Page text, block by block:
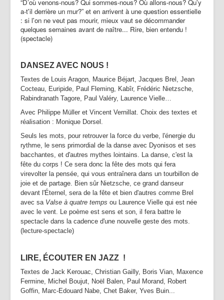
“D’où venons-nous? Qui sommes-nous? Où allons-nous? Qu'y
a-t'il derrière un mur?” et en arrivent à une question essentielle
: si l'on ne veut pas mourir, mieux vaut se décommander
quelques semaines avant de naître... Rire, bien entendu !
(spectacle)
DANSEZ AVEC NOUS !
Textes de Louis Aragon, Maurice Béjart, Jacques Brel, Jean
Cocteau, Euripide, Paul Fleming, Kabîr, Frédéric Nietzsche,
Rabindranath Tagore, Paul Valéry, Laurence Vielle…
Avec Philippe Müller et Vincent Vernillat. Choix des textes et
réalisation : Monique Dorsel.
Seuls les mots, pour retrouver la force du verbe, l'énergie du
rythme, le sens primordial de la danse avec Dyonisos et ses
bacchantes, et d'autres mythes lointains. La danse, c'est la
fête du corps ! Ce sera donc la fête des mots qui fera
virevolter la pensée, qui vous entraînera dans un tourbillon de
joie et de partage. Bien sûr Nietzsche, ce grand danseur
devant l'Éternel, sera de la fête et bien d'autres comme Brel
avec sa Valse à quatre temps ou Laurence Vielle qui est née
avec le vent. Le poème est sens et son, il fera battre le
spectacle dans la cadence d'une nouvelle geste des mots.
(lecture-spectacle)
LIRE, ÉCOUTER EN JAZZ !
Textes de Jack Kerouac, Christian Gailly, Boris Vian, Maxence
Fermine, Michel Boujut, Noël Balen, Paul Morand, Robert
Goffin, Marc-Edouard Nabe, Chet Baker, Yves Buin...